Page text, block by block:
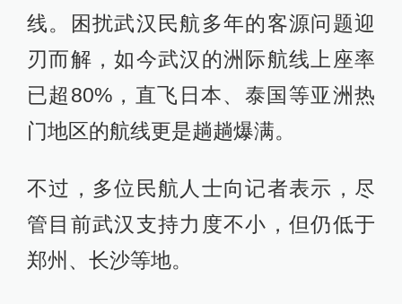
线。困扰武汉民航多年的客源问题迎
刃而解，如今武汉的洲际航线上座率
已超80%，直飞日本、泰国等亚洲热
门地区的航线更是趟趟爆满。
不过，多位民航人士向记者表示，尽
管目前武汉支持力度不小，但仍低于
郑州、长沙等地。